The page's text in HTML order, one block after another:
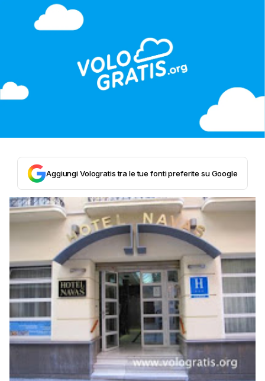
Aggiungi Vologratis tra le tue fonti preferite su Google